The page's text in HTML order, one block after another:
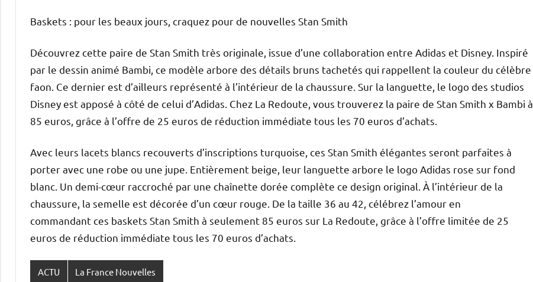
Baskets : pour les beaux jours, craquez pour de nouvelles Stan Smith
Découvrez cette paire de Stan Smith très originale, issue d’une collaboration entre Adidas et Disney. Inspiré
par le dessin animé Bambi, ce modèle arbore des détails bruns tachetés qui rappellent la couleur du célèbre
faon. Ce dernier est d’ailleurs représenté à l’intérieur de la chaussure. Sur la languette, le logo des studios
Disney est apposé à côté de celui d’Adidas. Chez La Redoute, vous trouverez la paire de Stan Smith x Bambi à
85 euros, grâce à l’offre de 25 euros de réduction immédiate tous les 70 euros d’achats.
Avec leurs lacets blancs recouverts d’inscriptions turquoise, ces Stan Smith élégantes seront parfaites à
porter avec une robe ou une jupe. Entièrement beige, leur languette arbore le logo Adidas rose sur fond
blanc. Un demi-cœur raccroché par une chaînette dorée complète ce design original. À l’intérieur de la
chaussure, la semelle est décorée d’un cœur rouge. De la taille 36 au 42, célébrez l’amour en
commandant ces baskets Stan Smith à seulement 85 euros sur La Redoute, grâce à l’offre limitée de 25
euros de réduction immédiate tous les 70 euros d’achats.
ACTU La France Nouvelles